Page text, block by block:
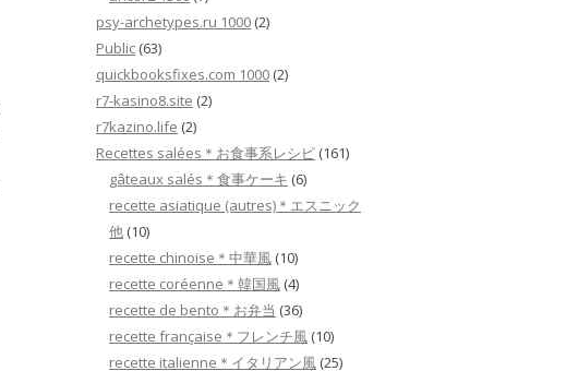
psy-archetypes.ru 1000 (2)
Public (63)
quickbooksfixes.com 1000 (2)
r7-kasino8.site (2)
r7kazino.life (2)
Recettes salées＊お食事系レシピ (161)
gâteaux salés＊食事ケーキ (6)
recette asiatique (autres)＊エスニック
他 (10)
recette chinoise＊中華風 (10)
recette coréenne＊韓国風 (4)
recette de bento＊お弁当 (36)
recette française＊フレンチ風 (10)
recette italienne＊イタリアン風 (25)